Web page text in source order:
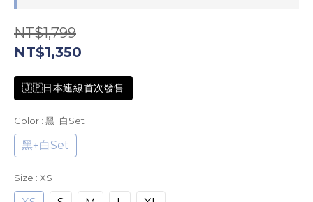
NT$1,799
NT$1,350
🇯🇵日本連線首次發售
Color : 黑+白Set
黑+白Set
Size : XS